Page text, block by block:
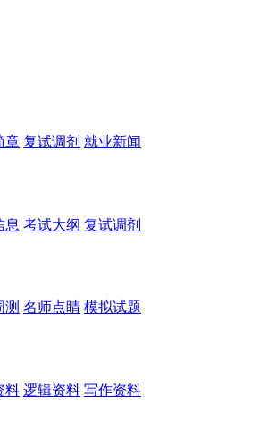
章 复试调剂 就业新闻
息 考试大纲 复试调剂
测 名师点睛 模拟试题
料 逻辑资料 写作资料